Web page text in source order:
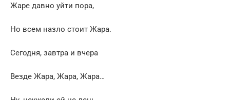
Жаре давно уйти пора,
Но всем назло стоит Жара.
Сегодня, завтра и вчера
Везде Жара, Жара, Жара…